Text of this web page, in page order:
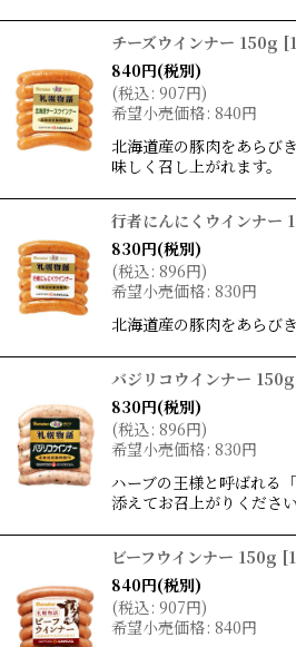
チーズウインナー 150g [
840円(税別)
(税込: 907円)
希望小売価格: 840円
北海道産の豚肉をあらび
味しく召し上がれます。
行者にんにくウインナー
830円(税別)
(税込: 896円)
希望小売価格: 830円
北海道産の豚肉をあらび
バジリコウインナー 150g
830円(税別)
(税込: 896円)
希望小売価格: 830円
ハーブの王様と呼ばれる
添えてお召上がりください
ビーフウインナー 150g [
840円(税別)
(税込: 907円)
希望小売価格: 840円